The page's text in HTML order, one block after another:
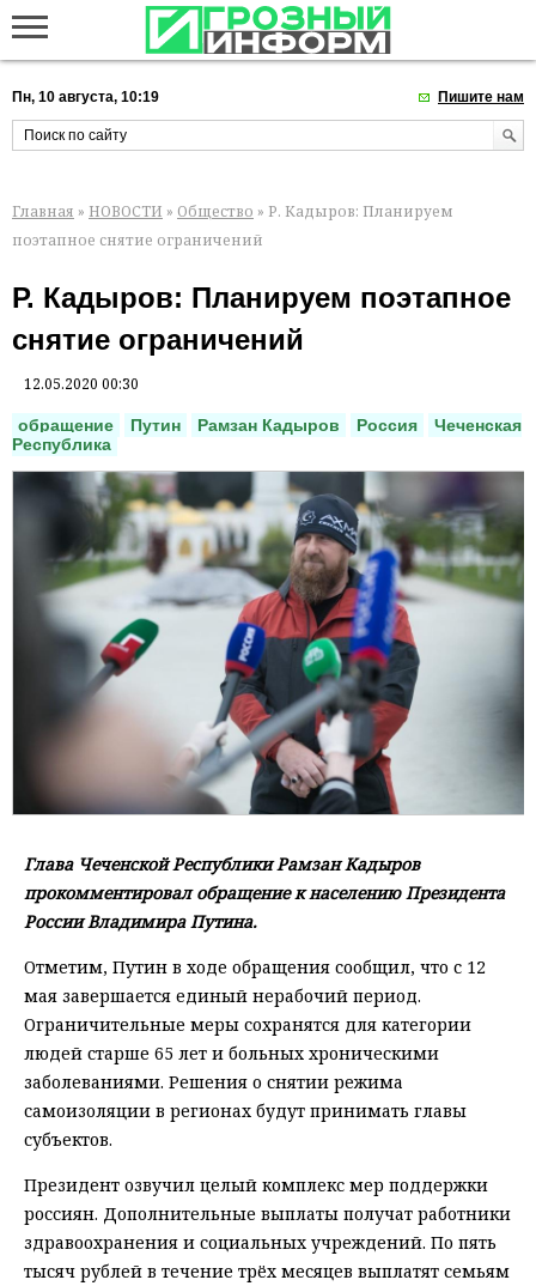
Пн, 10 августа, 10:19 Пишите нам
Главная » НОВОСТИ » Общество » Р. Кадыров: Планируем
поэтапное снятие ограничений
Р. Кадыров: Планируем поэтапное
снятие ограничений
12.05.2020 00:30
обращение Путин Рамзан Кадыров Россия
Чеченская
Республика
Глава Чеченской Республики Рамзан Кадыров
прокомментировал обращение к населению Президента
России Владимира Путина.
Отметим, Путин в ходе обращения сообщил, что с 12
мая завершается единый нерабочий период.
Ограничительные меры сохранятся для категории
людей старше 65 лет и больных хроническими
заболеваниями. Решения о снятии режима
самоизоляции в регионах будут принимать главы
субъектов.
Президент озвучил целый комплекс мер поддержки
россиян. Дополнительные выплаты получат работники
здравоохранения и социальных учреждений. По пять
тысяч рублей в течение трёх месяцев выплатят семьям